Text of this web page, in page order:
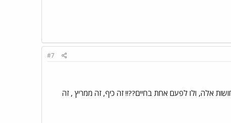
#7
אלה, ולו לפעם אחת בחיים??!! זה כיף, זה ממריץ , זה